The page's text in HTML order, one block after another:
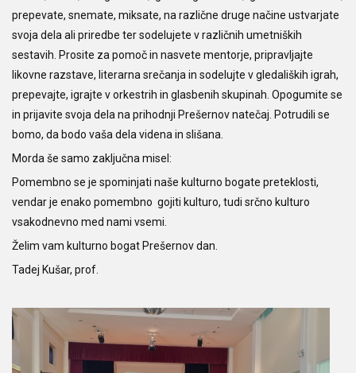
prepevate, snemate, miksate, na različne druge načine ustvarjate
svoja dela ali priredbe ter sodelujete v različnih umetniških
sestavih. Prosite za pomoč in nasvete mentorje, pripravljajte
likovne razstave, literarna srečanja in sodelujte v gledaliških igrah,
prepevajte, igrajte v orkestrih in glasbenih skupinah. Opogumite se
in prijavite svoja dela na prihodnji Prešernov natečaj. Potrudili se
bomo, da bodo vaša dela videna in slišana.
Morda še samo zaključna misel:
Pomembno se je spominjati naše kulturno bogate preteklosti,
vendar je enako pomembno gojiti kulturo, tudi srčno kulturo
vsakodnevno med nami vsemi.
Želim vam kulturno bogat Prešernov dan.
Tadej Kušar, prof.